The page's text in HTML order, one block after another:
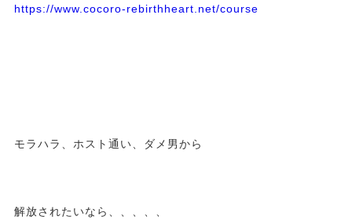
https://www.cocoro-rebirthheart.net/course
モラハラ、ホスト通い、ダメ男から
解放されたいなら、、、、、